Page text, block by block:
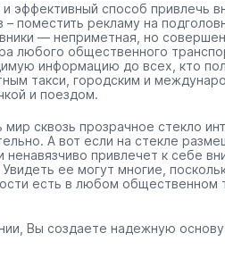
эффективный способ привлечь
– поместить рекламу на
— неприметная, но
любого общественного
информацию до всех, кто
такси, городским и
и поездом.
мир сквозь прозрачное стекло
А вот если на стекле
ненавязчиво привлечет к себе
Увидеть ее могут многие,
есть в любом общественном
Вы создаете надежную